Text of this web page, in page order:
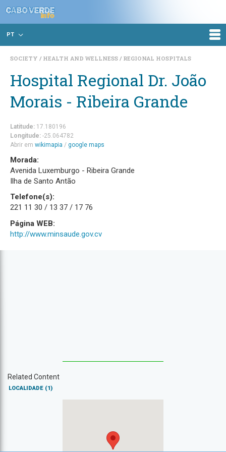
PT
SOCIETY HEALTH AND WELLNESS REGIONAL HOSPITALS
Hospital Regional Dr. João
Morais - Ribeira Grande
Latitude: 17.180196
Longitude: -25.064782
Abrir em wikimapia / google maps
Morada:
Avenida Luxemburgo - Ribeira Grande
Ilha de Santo Antão
Telefone(s):
221 11 30 / 13 37 / 17 76
Página WEB:
http://www.minsaude.gov.cv
Related Content
LOCALIDADE (1)